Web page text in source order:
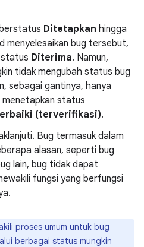
Ditetapkan hingga
menyelesaikan bug tersebut,
status Diterima. Namun,
tidak mengubah status bug
sebagai gantinya, hanya
menetapkan status
(terverifikasi).
Bug termasuk dalam
alasan, seperti bug
lain, bug tidak dapat
fungsi yang berfungsi
proses umum untuk bug
berbagai status mungkin